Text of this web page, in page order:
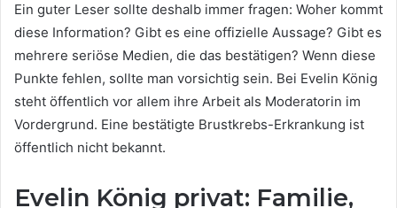
Ein guter Leser sollte deshalb immer fragen: Woher kommt
diese Information? Gibt es eine offizielle Aussage? Gibt es
mehrere seriöse Medien, die das bestätigen? Wenn diese
Punkte fehlen, sollte man vorsichtig sein. Bei Evelin König
steht öffentlich vor allem ihre Arbeit als Moderatorin im
Vordergrund. Eine bestätigte Brustkrebs-Erkrankung ist
öffentlich nicht bekannt.
Evelin König privat: Familie,